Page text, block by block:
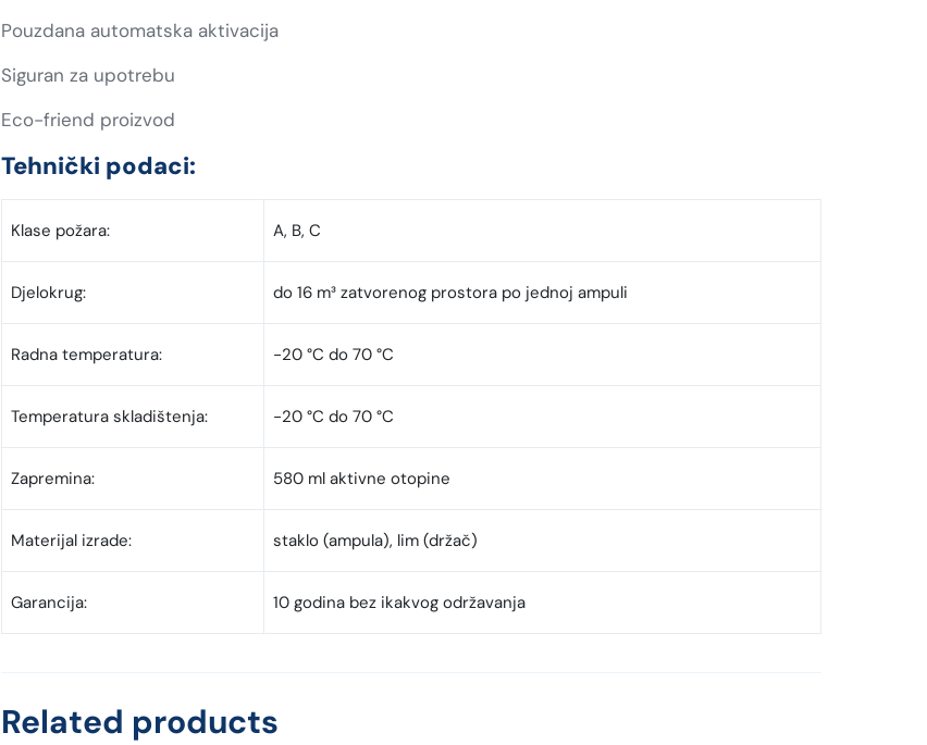
Pouzdana automatska aktivacija
Siguran za upotrebu
Eco-friend proizvod
Tehnički podaci:
Klase požara: A, B, C
Djelokrug: do 16 m³ zatvorenog prostora po jednoj ampuli
Radna temperatura: -20 °C do 70 °C
Temperatura skladištenja: -20 °C do 70 °C
Zapremina: 580 ml aktivne otopine
Materijal izrade: staklo (ampula), lim (držač)
Garancija: 10 godina bez ikakvog održavanja
Related products